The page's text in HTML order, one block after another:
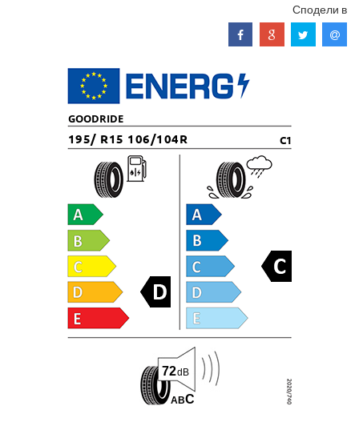
Сподели в
GOODRIDE
195/ R15 106/104R C1
ABC
72dB